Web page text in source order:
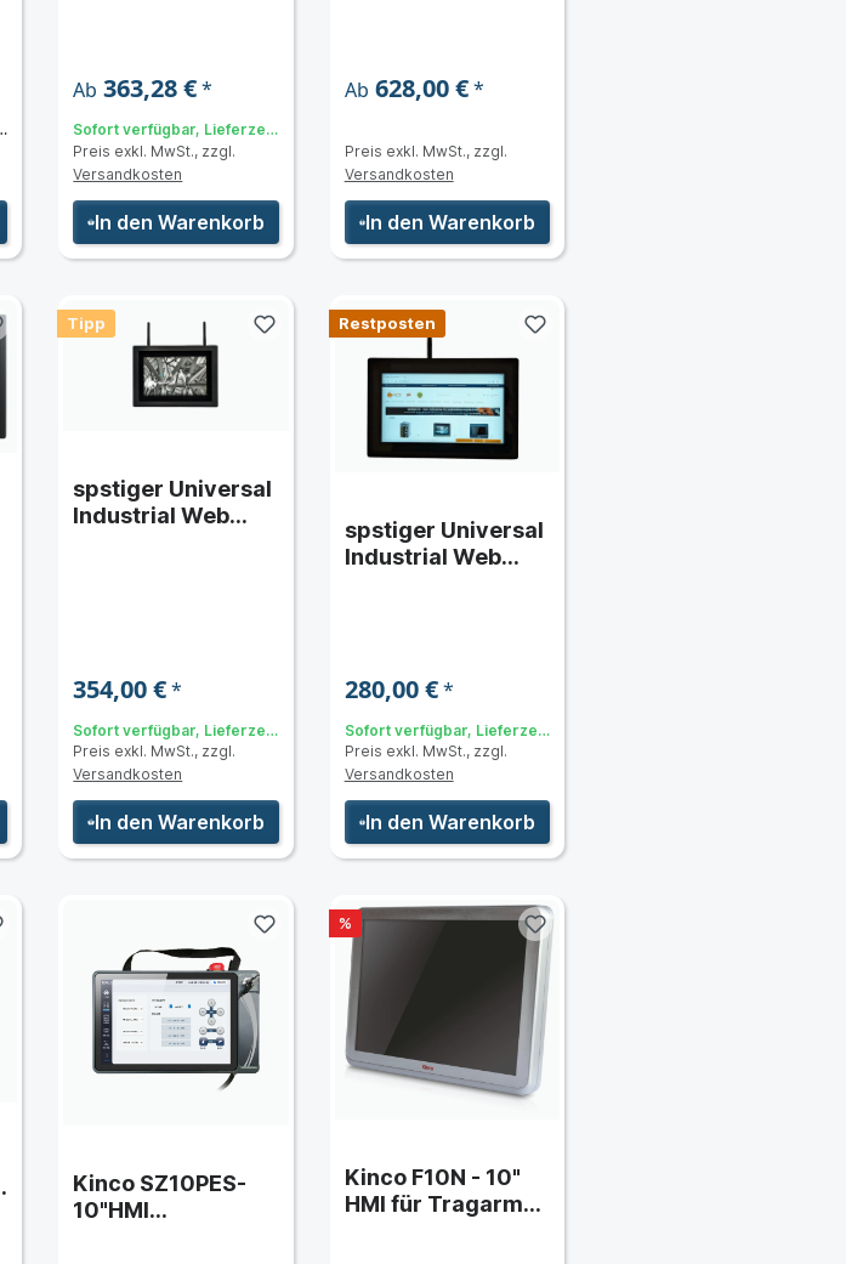
Ab 363,28 €*
Sofort verfügbar, Lieferzeit:
3 bis 5 Tage
Preis exkl. MwSt., zzgl.
Versandkosten
In den Warenkorb
Ab 628,00 €*
Preis exkl. MwSt., zzgl.
Versandkosten
In den Warenkorb
Tipp
spstiger Universal
Industrial Web
354,00 €*
Sofort verfügbar, Lieferzeit:
3 bis 5 Tage
Preis exkl. MwSt., zzgl.
Versandkosten
In den Warenkorb
Restposten
spstiger Universal
Industrial Web
280,00 €*
Sofort verfügbar, Lieferzeit:
3 bis 5 Tage
Preis exkl. MwSt., zzgl.
Versandkosten
In den Warenkorb
Kinco SZ10PES-
10"HMI
%
Kinco F10N - 10"
HMI für Tragarm-